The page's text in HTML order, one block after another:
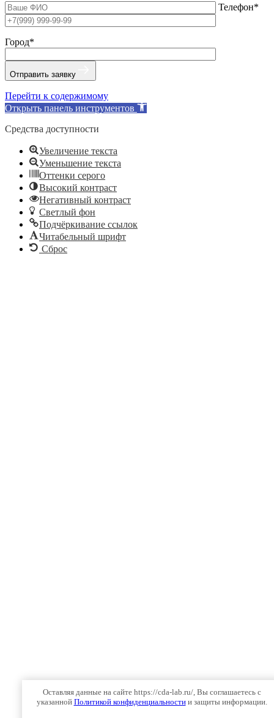
Телефон*
Город*
Отправить заявку
Перейти к содержимому
Открыть панель инструментов
Средства доступности
Увеличение текста
Уменьшение текста
Оттенки серого
Высокий контраст
Негативный контраст
Светлый фон
Подчёркивание ссылок
Читабельный шрифт
Сброс
Оставляя данные на сайте https://cda-lab.ru/, Вы соглашаетесь с
указанной Политикой конфиденциальностии защиты информации.